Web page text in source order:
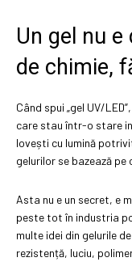
Un gel nu
de chimie,
Când spui „gel UV/
care stau într-o stare
lovești cu lumină
gelurilor se bazează
Asta nu e un secret, e
peste tot în industria
multe idei din gelurile
rezistență, luciu,